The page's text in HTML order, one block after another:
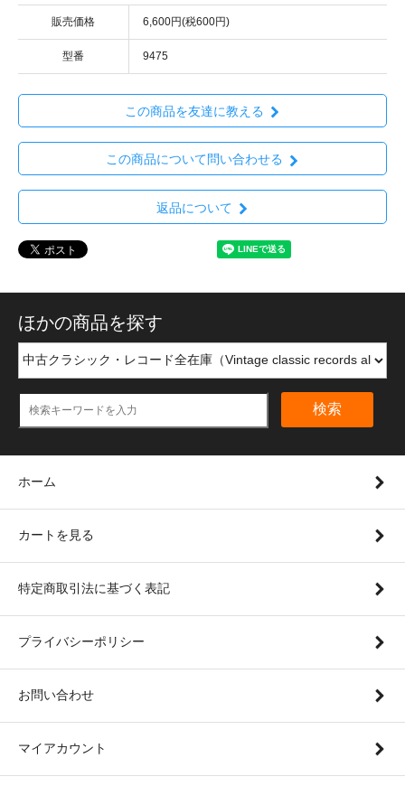
販売価格 6,600円(税600円)
型番 9475
この商品を友達に教える
この商品について問い合わせる
返品について
ほかの商品を探す
検索
ホーム
カートを見る
特定商取引法に基づく表記
プライバシーポリシー
お問い合わせ
マイアカウント